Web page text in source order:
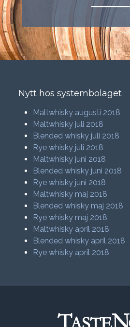
Nytt hos systembolaget
Maltwhisky augusti 2018
Maltwhisky juli 2018
Blended whisky juli 2018
Rye whisky juli 2018
Maltwhisky juni 2018
Blended whisky juni 2018
Rye whisky juni 2018
Maltwhisky maj 2018
Blended whisky maj 2018
Rye whisky maj 2018
Maltwhisky april 2018
Blended whisky april 2018
Rye whisky april 2018